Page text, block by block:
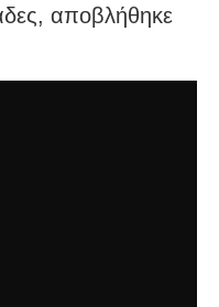
αποβλήθηκε